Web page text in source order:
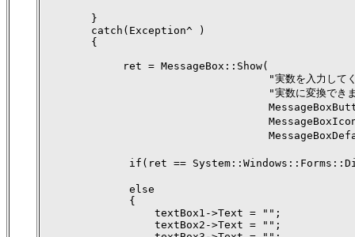
        }
        catch(Exception^ )
        {
             ret = MessageBox::Show(
"実数を入力してく
"実数に変換できま
if(ret ==
              else
              {
                  textBox1->Text = "";
                  textBox2->Text = "";